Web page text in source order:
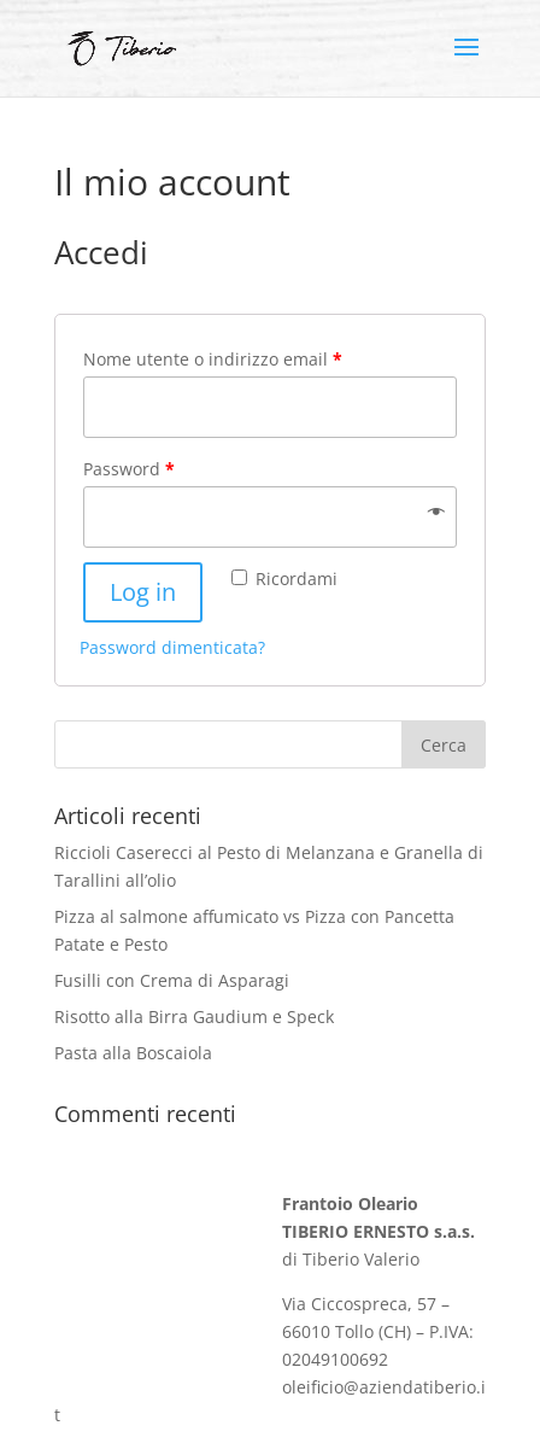
Il mio account
Accedi
Nome utente o indirizzo email *
Password *
Ricordami
Log in
Password dimenticata?
Articoli recenti
Riccioli Caserecci al Pesto di Melanzana e Granella di
Tarallini all’olio
Pizza al salmone affumicato vs Pizza con Pancetta
Patate e Pesto
Fusilli con Crema di Asparagi
Risotto alla Birra Gaudium e Speck
Pasta alla Boscaiola
Commenti recenti
Frantoio Oleario
TIBERIO ERNESTO s.a.s.
di Tiberio Valerio
Via Ciccospreca, 57 –
66010 Tollo (CH) – P.IVA:
02049100692
oleificio@aziendatiberio.i
t